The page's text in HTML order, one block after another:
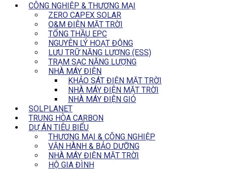
CÔNG NGHIỆP & THƯƠNG MẠI
ZERO CAPEX SOLAR
O&M ĐIỆN MẶT TRỜI
TỔNG THẦU EPC
NGUYÊN LÝ HOẠT ĐỘNG
LƯU TRỮ NĂNG LƯỢNG (ESS)
TRẠM SẠC NĂNG LƯỢNG
NHÀ MÁY ĐIỆN
KHẢO SÁT ĐIỆN MẶT TRỜI
NHÀ MÁY ĐIỆN MẶT TRỜI
NHÀ MÁY ĐIỆN GIÓ
SOLPLANET
TRUNG HÒA CARBON
DỰ ÁN TIÊU BIỂU
THƯƠNG MẠI & CÔNG NGHIỆP
VẬN HÀNH & BẢO DƯỠNG
NHÀ MÁY ĐIỆN MẶT TRỜI
HỘ GIA ĐÌNH